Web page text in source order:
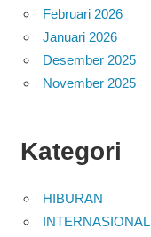
Februari 2026
Januari 2026
Desember 2025
November 2025
Kategori
HIBURAN
INTERNASIONAL